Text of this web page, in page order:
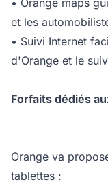
• Orange maps
et les
• Suivi Internet
d'Orange et le
Forfaits dédiés
Orange va
tablettes :